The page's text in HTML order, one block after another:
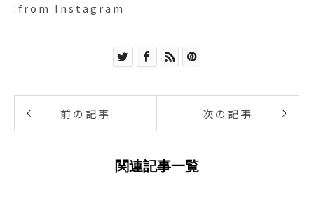
:from Instagram
前の記事 次の記事
関連記事一覧